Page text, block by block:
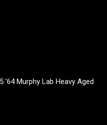
'64 Murphy Lab Heavy Aged